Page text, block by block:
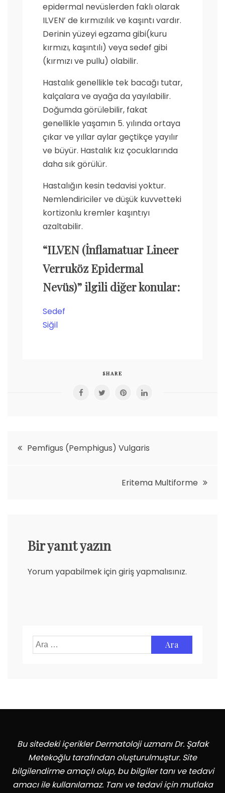
epidermal nevüslerden faklı olarak
ILVEN’ de kırmızılık ve kaşıntı vardır.
Derinin yüzeyi egzama gibi(kuru
kırmızı, kaşıntılı) veya sedef gibi
(kırmızı ve pullu) olabilir.
Hastalık genellikle tek bacağı tutar,
kalçalara ve ayağa da yayılabilir.
Doğumda görülebilir, fakat
genellikle yaşamın 5. yılında ortaya
çıkar ve yıllar aylar geçtikçe yayılır
ve büyür. Hastalık kız çocuklarında
daha sık görülür.
Hastalığın kesin tedavisi yoktur.
Nemlendiriciler ve düşük kuvvetteki
kortizonlu kremler kaşıntıyı
azaltabilir.
“ILVEN (İnflamatuar Lineer
Verruköz Epidermal
Nevüs)” ilgili diğer konular:
Sedef
Siğil
SHARE
YazıPemfigus (Pemphigus) Vulgaris
Eritema Multiforme
Bir yanıt yazın
Yorum yapabilmek içingiriş yapmalısınız.
Arama:
Bu sitedeki içerikler Dermatoloji uzmanı Dr. Şafak
Metekoğlu tarafından oluşturulmuştur. Site
bilgilendirme amaçlı olup, bu bilgiler tanı ve tedavi
amacı ile kullanılamaz. Tanı ve tedavi için mutlaka